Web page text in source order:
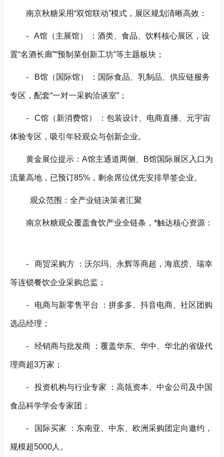
南京秋糖采用“双馆联动”模式，展区规划清晰高效：
- A馆（主展馆） ：酒类、食品、饮料核心展区，设
置“名酒长廊”“预制菜创新工坊”等主题板块；
- B馆（国际馆） ：国际食品、乳制品、供应链服务
专区，配套“一对一采购洽谈室”；
- C馆（新消费馆） ：包装设计、电商直播、元宇宙
体验专区，吸引年轻观众与创新企业。
黄金展位提示：A馆主通道两侧、B馆国际展区入口为
流量高地，已预订85%，剩余席位优先安排早签企业。
观众范围：全产业链决策者汇聚
南京秋糖观众覆盖食饮产业全链条，*触达核心资源：
- 商贸采购方 ：沃尔玛、永辉等商超，海底捞、瑞幸
等连锁餐饮企业采购总监；
- 电商与新零售平台 ：拼多多、抖音电商、社区团购
选品经理；
- 经销商与批发商 ：覆盖华东、华中、华北的省级代
理商超3万家；
- 投资机构与行业专家 ：高瓴资本、中金公司及中国
食品科学学会专家团；
- 国际买家 ：东南亚、中东、欧洲采购团定向邀约，
规模超5000人。